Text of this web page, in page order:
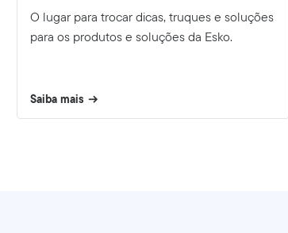
O lugar para trocar dicas, truques e soluções
para os produtos e soluções da Esko.
Saiba mais